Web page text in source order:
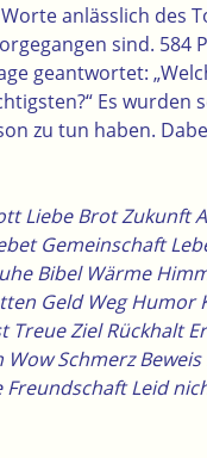
anlässlich des
sind. 584
geantwortet:
Es
zu tun haben.
Liebe Brot Zukunft
Gemeinschaft
Bibel Wärme
Geld Weg Humor
Ziel Rückhalt
Schmerz
Leid